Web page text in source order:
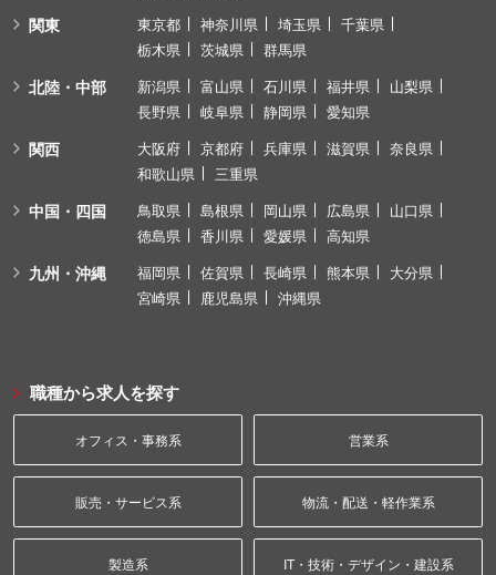
関東 東京都 神奈川県 埼玉県
千葉県
栃木県
茨城県 群馬県
北陸・中部 新潟県 富山県 石川県 福井県
山梨県
長野県
岐阜県 静岡県 愛知県
関西 大阪府 京都府 兵庫県 滋賀県
奈良県
和歌山県
三重県
中国・四国 鳥取県 島根県 岡山県 広島県
山口県
徳島県
香川県 愛媛県 高知県
九州・沖縄 福岡県 佐賀県 長崎県 熊本県
大分県
宮崎県
鹿児島県 沖縄県
職種から求人を探す
オフィス・事務系 営業系
販売・サービス系 物流・配送・軽作業系
製造系 IT・技術・デザイン・建設系